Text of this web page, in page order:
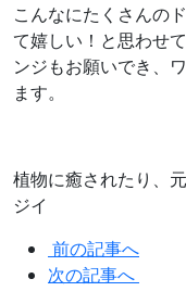
こんなにたくさんの
て嬉しい！と思わせ
ンジもお願いでき、
ます。
植物に癒されたり、
ジイ
前の記事へ
次の記事へ